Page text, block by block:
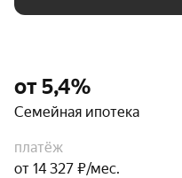
от 5,4%
Семейная ипотека
платёж
от 14 327 ₽/мес.